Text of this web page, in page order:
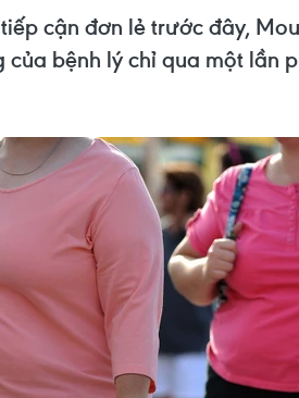
cận đơn lẻ trước đây,
bệnh lý chỉ qua một lần